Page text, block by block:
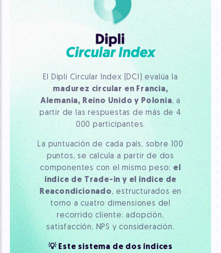
El Dipli Circular Index (DCI) evalúa la
madurez circular en Francia,
Alemania, Reino Unido y Polonia, a
partir de las respuestas de más de 4
000 participantes.
La puntuación de cada país, sobre 100
puntos, se calcula a partir de dos
componentes con el mismo peso: el
índice de Trade-in y el índice de
Reacondicionado, estructurados en
torno a cuatro dimensiones del
recorrido cliente: adopción,
satisfacción, NPS y consideración.
💡 Este sistema de dos índices